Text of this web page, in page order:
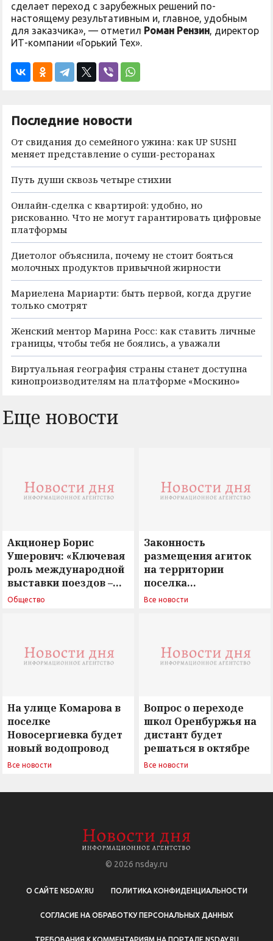
сделает переход с зарубежных решений по-
настоящему результативным и, главное, удобным
для заказчика», — отметил Роман Рензин, директор
ИТ-компании «Горький Тех».
Последние новости
От свидания до семейного ужина: как UP SUSHI
меняет представление о суши-ресторанах
Путь души сквозь четыре стихии
Онлайн-сделка с квартирой: удобно, но
рискованно. Что не могут гарантировать цифровые
платформы
Диетолог объяснила, почему не стоит бояться
молочных продуктов привычной жирности
Мариелена Мариарти: быть первой, когда другие
только смотрят
Женский ментор Марина Росс: как ставить личные
границы, чтобы тебя не боялись, а уважали
Виртуальная география страны станет доступна
кинопроизводителям на платформе «Москино»
Еще новости
Акционер Борис
Ушерович: «Ключевая
роль международной
выставки поездов –
поиск ответов на
Общество
Законность
размещения агиток
на территории
поселка
Новосергиевка
Все новости
На улице Комарова в
поселке
Новосергиевка будет
новый водопровод
Все новости
Вопрос о переходе
школ Оренбуржья на
дистант будет
решаться в октябре
Все новости
© 2026 nsday.ru
О САЙТЕ NSDAY.RU ПОЛИТИКА КОНФИДЕНЦИАЛЬНОСТИ
СОГЛАСИЕ НА ОБРАБОТКУ ПЕРСОНАЛЬНЫХ ДАННЫХ